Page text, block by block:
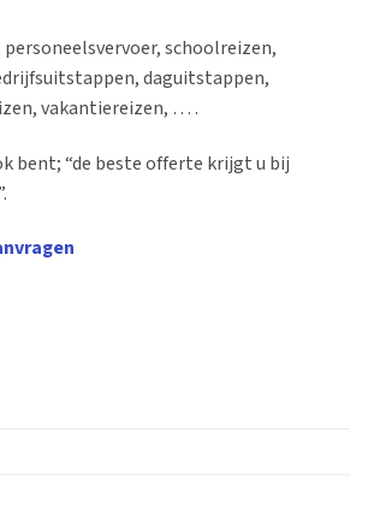
schoolreizen,
daguitstappen,
vakantiereizen, … .
bent; “de beste offerte krijgt u bij